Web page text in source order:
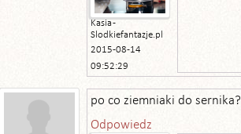
Kasia -
Slodkiefantazje.pl
2015-08-14
09:52:29
po co ziemniaki do sernika?
Odpowiedz